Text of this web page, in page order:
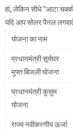
हां, लेकिन सीधे "आटा
यदि आप सोलर पैनल
योजना का नाम
प्रधानमंत्री सूर्यघर
मुफ्त बिजली योजना
प्रधानमंत्री कुसुम
योजना
राज्य नवीकरणीय ऊर्जा